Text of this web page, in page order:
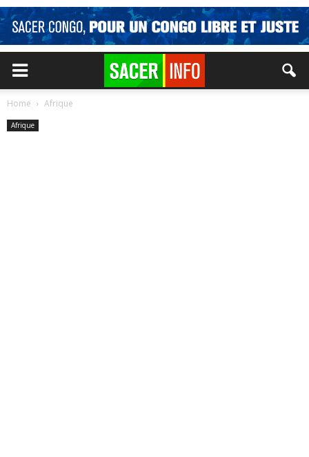
Home Afrique
Afrique